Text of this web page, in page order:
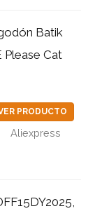
Batik
Cat
PRODUCTO
Aliexpress